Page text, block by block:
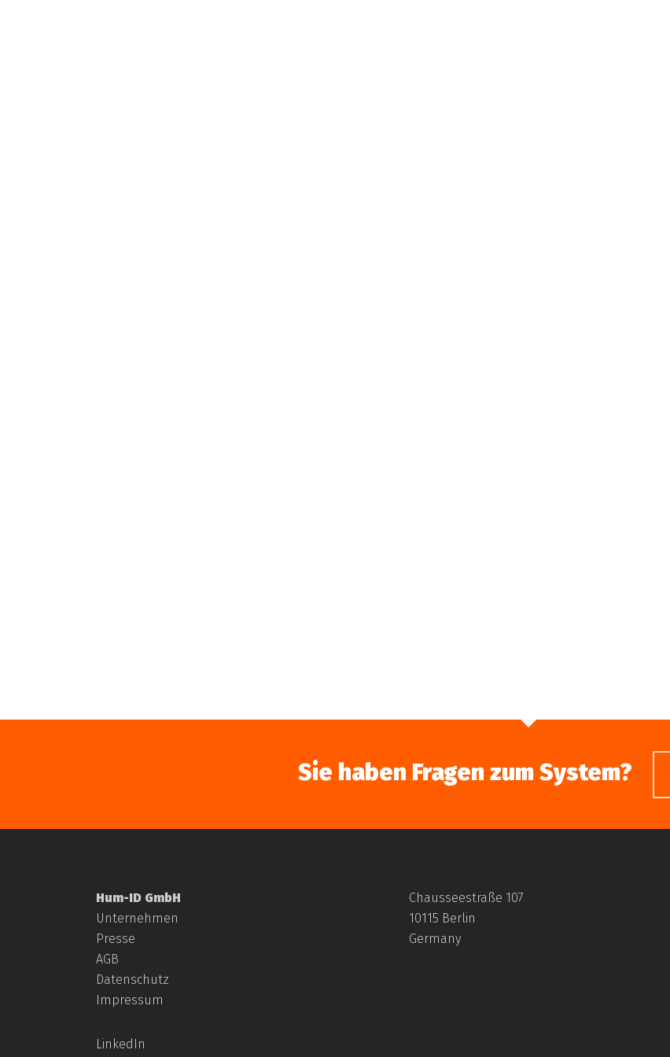
zur Übersicht der Leckortungsverfahren
Sie haben Fragen zum System?
Hum-ID GmbH
Unternehmen
Presse
AGB
Datenschutz
Impressum
LinkedIn
Chausseestraße 107
10115 Berlin
Germany